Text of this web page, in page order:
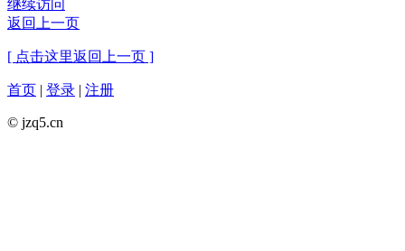
继续访问
返回上一页
[ 点击这里返回上一页 ]
首页 | 登录 | 注册
© jzq5.cn